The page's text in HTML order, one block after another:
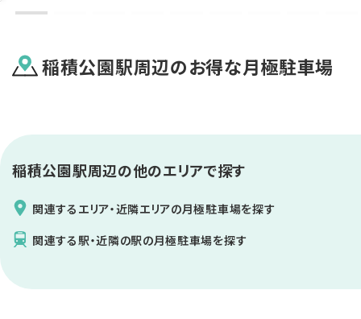
稲積公園駅周辺のお得な月極駐車場
稲積公園駅周辺の他のエリアで探す
関連するエリア・近隣エリアの月極駐車場を探す
関連する駅・近隣の駅の月極駐車場を探す